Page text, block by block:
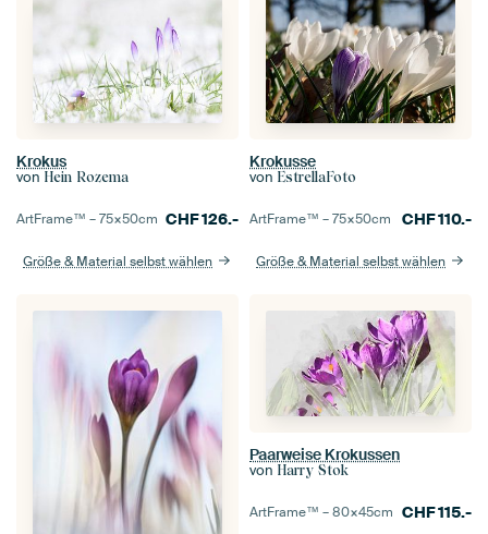
Krokus
von Hein Rozema
ArtFrame™ –75×50cm CHF126.-
Größe & Material selbst wählen
Krokusse
von EstrellaFoto
ArtFrame™ –75×50cm CHF110.-
Größe & Material selbst wählen
Paarweise Krokussen
von Harry Stok
ArtFrame™ –80×45cm CHF115.-